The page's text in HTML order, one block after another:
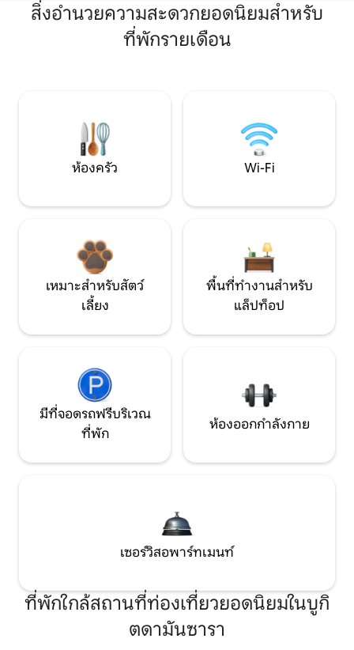
สิ่งอำนวยความสะดวกยอดนิยมสำหรับ
ที่พักรายเดือน
ห้องครัว Wi-Fi
เหมาะสำหรับสัตว์
เลี้ยง
พื้นที่ทำงานสำหรับ
แล็ปท็อป
มีที่จอดรถฟรีบริเวณ
ที่พัก
ห้องออกกำลังกาย
เซอร์วิสอพาร์ทเมนท์
ที่พักใกล้สถานที่ท่องเที่ยวยอดนิยมในบูกิ
ตดามันซารา